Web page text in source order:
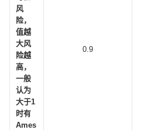
风
险，
值越
大风
险越
高，
一般
认为
大于1
时有
Ames
0.9